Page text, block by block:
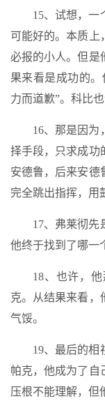
15、试想，一
可能好的。本质上
必报的小人。但是
果来看是成功的
力而道歉”。科比
16、那是因为
择手段，只求成功
安德鲁，后来安德
完全跳出指挥，用
17、弗莱彻先
他终于找到了哪一
18、也许，
克。从结果来看，
气馁。
19、最后的相
帕克，他成为了自
压根不能理解，但